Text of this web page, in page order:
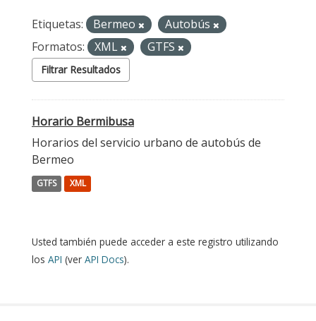
Etiquetas: Bermeo
Autobús
Formatos:
XML GTFS
Filtrar Resultados
Horario Bermibusa
Horarios del servicio urbano de autobús de
Bermeo
GTFS XML
Usted también puede acceder a este registro utilizando
los API (ver API Docs).